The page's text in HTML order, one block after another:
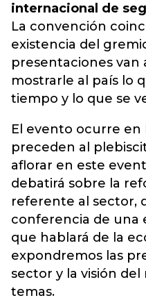
internacional de
La convención
existencia del
presentaciones van
mostrarle al país lo
tiempo y lo que se
El evento ocurre en
preceden al
aflorar en este
debatirá sobre la
referente al sector,
conferencia de una
que hablará de la
expondremos las
sector y la visión
temas.